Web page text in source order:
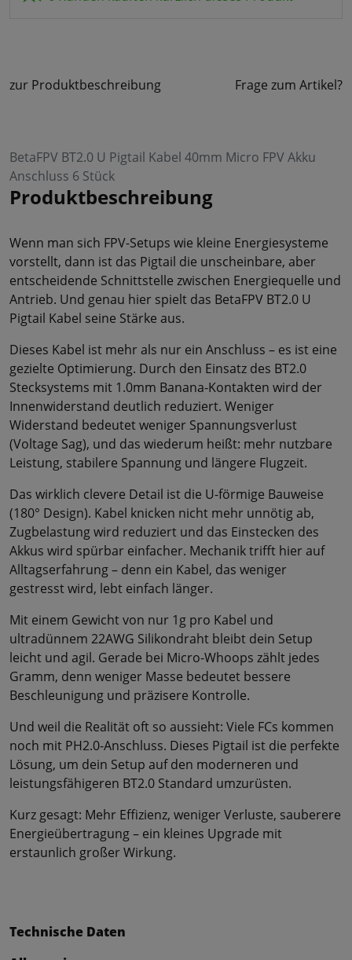
zur Produktbeschreibung Frage zum Artikel?
BetaFPV BT2.0 U Pigtail Kabel 40mm Micro FPV Akku
Anschluss 6 Stück
Produktbeschreibung
Wenn man sich FPV-Setups wie kleine Energiesysteme
vorstellt, dann ist das Pigtail die unscheinbare, aber
entscheidende Schnittstelle zwischen Energiequelle und
Antrieb. Und genau hier spielt das BetaFPV BT2.0 U
Pigtail Kabel seine Stärke aus.
Dieses Kabel ist mehr als nur ein Anschluss – es ist eine
gezielte Optimierung. Durch den Einsatz des BT2.0
Stecksystems mit 1.0mm Banana-Kontakten wird der
Innenwiderstand deutlich reduziert. Weniger
Widerstand bedeutet weniger Spannungsverlust
(Voltage Sag), und das wiederum heißt: mehr nutzbare
Leistung, stabilere Spannung und längere Flugzeit.
Das wirklich clevere Detail ist die U-förmige Bauweise
(180° Design). Kabel knicken nicht mehr unnötig ab,
Zugbelastung wird reduziert und das Einstecken des
Akkus wird spürbar einfacher. Mechanik trifft hier auf
Alltagserfahrung – denn ein Kabel, das weniger
gestresst wird, lebt einfach länger.
Mit einem Gewicht von nur 1g pro Kabel und
ultradünnem 22AWG Silikondraht bleibt dein Setup
leicht und agil. Gerade bei Micro-Whoops zählt jedes
Gramm, denn weniger Masse bedeutet bessere
Beschleunigung und präzisere Kontrolle.
Und weil die Realität oft so aussieht: Viele FCs kommen
noch mit PH2.0-Anschluss. Dieses Pigtail ist die perfekte
Lösung, um dein Setup auf den moderneren und
leistungsfähigeren BT2.0 Standard umzurüsten.
Kurz gesagt: Mehr Effizienz, weniger Verluste, sauberere
Energieübertragung – ein kleines Upgrade mit
erstaunlich großer Wirkung.
Technische Daten